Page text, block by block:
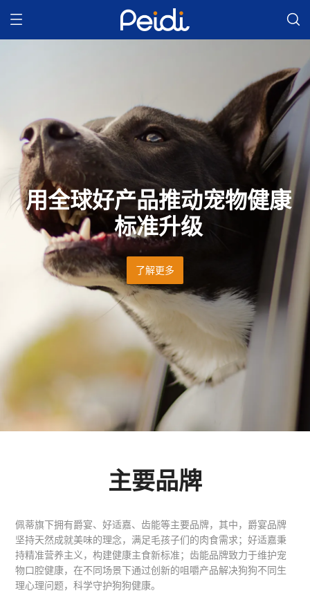
用全球好产品推动宠物健康
标准升级
了解更多
主要品牌
佩蒂旗下拥有爵宴、好适嘉、齿能等主要品牌，其中，爵宴品牌
坚持天然成就美味的理念，满足毛孩子们的肉食需求；好适嘉秉
持精准营养主义，构建健康主食新标准；齿能品牌致力于维护宠
物口腔健康，在不同场景下通过创新的咀嚼产品解决狗狗不同生
理心理问题，科学守护狗狗健康。